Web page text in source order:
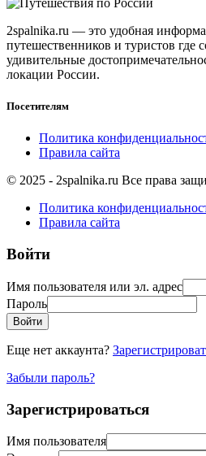
2spalnika.ru — это удобная
путешественников и туристов где
удивительные
локации России.
Посетителям
Политика
Правила сайта
© 2025 - 2spalnika.ru Все права
Политика
Правила сайта
Войти
Имя пользователя или эл. адрес
Пароль
Войти
Еще нет аккаунта?
Забыли пароль?
Зарегистрироваться
Имя пользователя